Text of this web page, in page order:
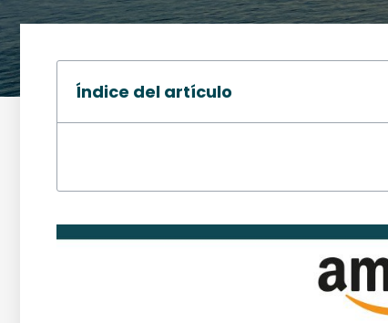
Índice del artículo